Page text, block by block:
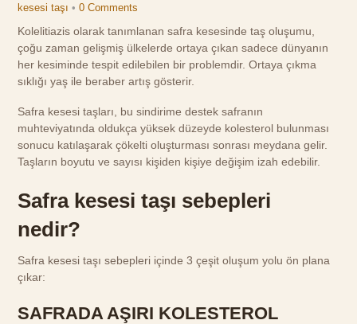
kesesi taşı •0 Comments
Kolelitiazis olarak tanımlanan safra kesesinde taş oluşumu,
çoğu zaman gelişmiş ülkelerde ortaya çıkan sadece dünyanın
her kesiminde tespit edilebilen bir problemdir. Ortaya çıkma
sıklığı yaş ile beraber artış gösterir.
Safra kesesi taşları, bu sindirime destek safranın
muhteviyatında oldukça yüksek düzeyde kolesterol bulunması
sonucu katılaşarak çökelti oluşturması sonrası meydana gelir.
Taşların boyutu ve sayısı kişiden kişiye değişim izah edebilir.
Safra kesesi taşı sebepleri
nedir?
Safra kesesi taşı sebepleri içinde 3 çeşit oluşum yolu ön plana
çıkar:
SAFRADA AŞIRI KOLESTEROL